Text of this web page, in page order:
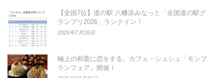
【全国7位】道の駅 八幡浜みなっと「全国道の駅グ
ランプリ2026」ランクイン！
2026年7月18日
極上の和栗に恋をする。カフェ・シュシュ「モンブ
ランフェア」開催！